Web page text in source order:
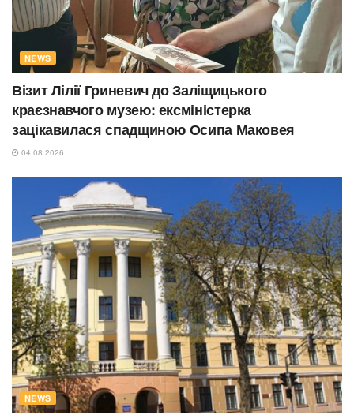
NEWS
Візит Лілії Гриневич до Заліщицького
краєзнавчого музею: ексміністерка
зацікавилася спадщиною Осипа Маковея
04.08.2026
NEWS